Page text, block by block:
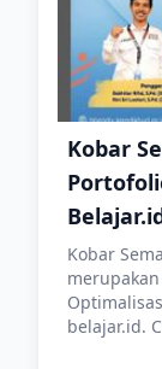
Kobar
Kobar
belajar.id.